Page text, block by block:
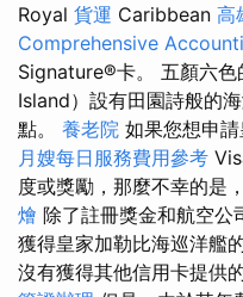
Royal 貨運 Caribbean 高
Comprehensive
Signature®卡。 五顏六
Island）設有田園詩般的
點。 養老院 如果您想申
月嫂每日服務費用參考
度或獎勵，那麼不幸的是
燴 除了註冊獎金和航空公
獲得皇家加勒比海巡洋艦
沒有獲得其他信用卡提供